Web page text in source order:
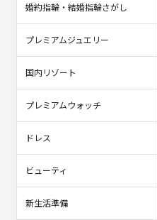
婚約指輪・結婚指輪さがし
プレミアムジュエリー
国内リゾート
プレミアムウォッチ
ドレス
ビューティ
新生活準備